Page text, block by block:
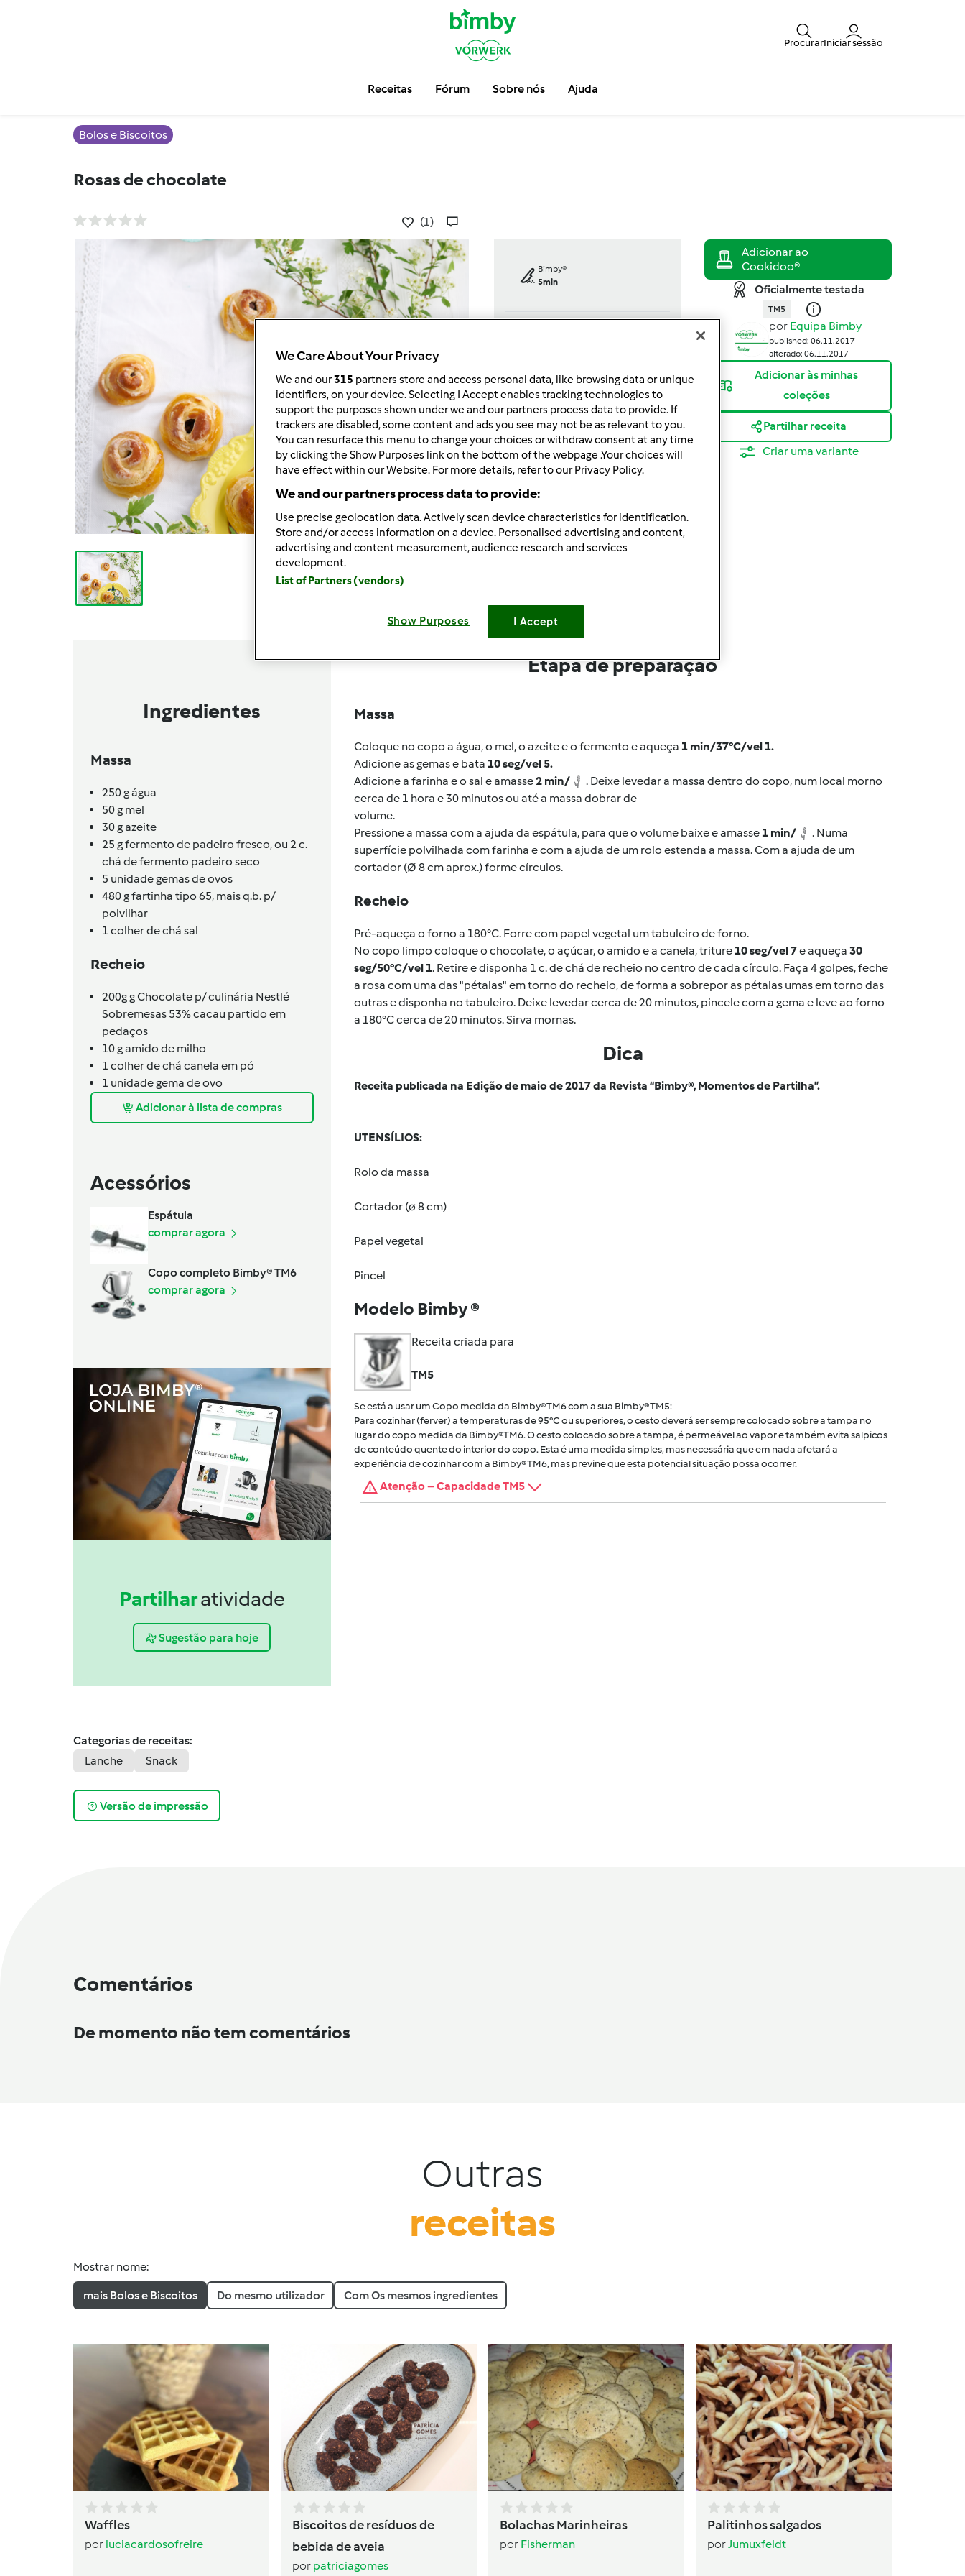
ProcurarIniciar sessão
Receitas Fórum Sobre nós Ajuda
Bolos e Biscoitos
Rosas de chocolate
(1)
Bimby®
5min
dose/s
26unidade/s
Médio
Oficialmente testada
TM5
por Equipa Bimby
published: 06.11.2017
alterado: 06.11.2017
Adicionar às minhas
coleções
Partilhar receita
Criar uma variante
Ingredientes
Massa
250gágua
50g mel
30gazeite
25 gfermento de padeiro fresco,ou 2 c.
chá de fermento padeiro seco
5 unidadegemas de ovos
480gfartinha tipo 65, mais q.b. p/
polvilhar
1 colher de chá sal
Recheio
200ggChocolate p/ culinária Nestlé
Sobremesas 53% cacau partido em
pedaços
10gamido de milho
1 colher de chá canela em pó
1 unidadegema de ovo
Adicionar à lista de compras
Acessórios
Espátula
comprar agora
Copo completo Bimby® TM6
comprar agora
Partilharatividade
Sugestão para hoje
Etapa de preparação
Massa
Coloque no copo a água, o mel, o azeite e o fermento e aqueça 1 min/37°C/vel 1.
Adicione as gemas e bata 10 seg/vel 5.
Adicione a farinha e o sal e amasse2 min/
. Deixe levedar a massa dentro do copo, num local morno
cerca de 1 hora e 30 minutos ou até a massa dobrar de
volume.
Pressione a massa com a ajuda da espátula, para que o volume baixe e amasse 1 min/
. Numa
superfície polvilhada com farinha e com a ajuda de um rolo estenda a massa. Com a ajuda de um
cortador (Ø 8 cm aprox.) forme círculos.
Recheio
Pré-aqueça o forno a 180°C. Forre com papel vegetal um tabuleiro de forno.
No copo limpo coloque o chocolate, o açúcar, o amido e a canela, triture 10 seg/vel 7e aqueça 30
seg/50°C/vel 1. Retire e disponha 1 c. de chá de recheio no centro de cada círculo. Faça 4 golpes, feche
a rosa com uma das "pétalas" em torno do recheio, de forma a sobrepor as pétalas umas em torno das
outras e disponha no tabuleiro. Deixe levedar cerca de 20 minutos, pincele com a gema e leve ao forno
a 180°C cerca de 20 minutos. Sirva mornas.
Dica
Receita publicada na Edição de maio de 2017 da Revista “Bimby®, Momentos de Partilha”.
UTENSÍLIOS:
Rolo da massa
Cortador (ø 8 cm)
Papel vegetal
Pincel
Modelo Bimby ®
Receita criada para
TM5
Se está a usar um Copo medida da Bimby® TM6 com a sua Bimby® TM5:
Para cozinhar (ferver) a temperaturas de 95°C ou superiores, o cesto deverá ser sempre colocado sobre a tampa no
lugar do copo medida da Bimby®TM6. O cesto colocado sobre a tampa, é permeável ao vapor e também evita salpicos
de conteúdo quente do interior do copo. Esta é uma medida simples, mas necessária que em nada afetará a
experiência de cozinhar com a Bimby® TM6, mas previne que esta potencial situação possa ocorrer.
Atenção – Capacidade TM5
Categorias de receitas:
Lanche
Snack
Versão de impressão
Comentários
De momento não tem comentários
Outras
receitas
Mostrar nome:
mais Bolos e Biscoitos Do mesmo utilizador Com Os mesmos ingredientes
Waffles
por luciacardosofreire
Biscoitos de resíduos de
bebida de aveia
por patriciagomes
Bolachas Marinheiras
por Fisherman
Palitinhos salgados
porJumuxfeldt
We Care About Your Privacy
We and our315 partners store and access personal data, like browsing data or unique
identifiers, on your device. Selecting I Accept enables tracking technologies to
support the purposes shown under we and our partners process data to provide. If
trackers are disabled, some content and ads you see may not be as relevant to you.
You can resurface this menu to change your choices or withdraw consent at any time
by clicking the Show Purposes link on the bottom of the webpage .Your choices will
have effect within our Website. For more details, refer to our Privacy Policy.
We and our partners process data to provide:
Use precise geolocation data. Actively scan device characteristics for identification.
Store and/or access information on a device. Personalised advertising and content,
advertising and content measurement, audience research and services
development.
List of Partners (vendors)
Show Purposes I Accept